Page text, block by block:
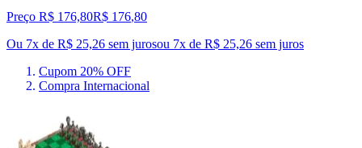
Preço R$ 176,80R$ 176,80
Ou 7x de R$ 25,26 sem jurosou 7x de R$ 25,26 sem juros
Cupom 20% OFF
Compra Internacional